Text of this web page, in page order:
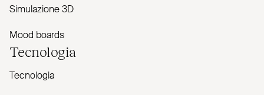
Simulazione 3D
Mood boards
Tecnologia
Tecnologia